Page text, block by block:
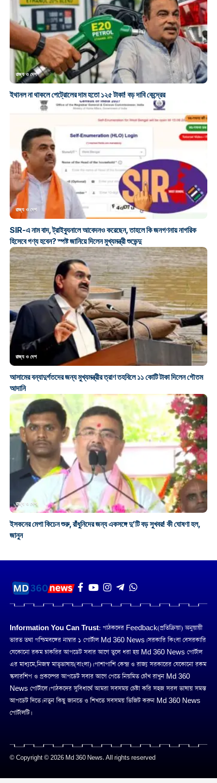
রাজ্য ও দেশ
ইথানল না থাকলে পেট্রোলের দাম হতো ১২৫ টাকা! বড় দাবি কেন্দ্রের
রাজ্য ও দেশ
SIR-এ নাম বাদ, ট্রাইব্যুনালে আবেদনও করেছেন, তাহলে কি জনগণনায় নাগরিক
হিসেবে গণ্য হবেন? স্পষ্ট জানিয়ে দিলেন মুখ্যমন্ত্রী শুভেন্দু
রাজ্য ও দেশ
আসামের বন্যাদুর্গতদের জন্য মুখ্যমন্ত্রীর ত্রাণ তহবিলে ১১ কোটি টাকা দিলেন গৌতম
আদানি
রাজ্য ও দেশ
ইসকনের মেগা কিচেন শুরু, রাঁধুনিদের জন্য একসঙ্গে দু’টি বড় সুখবর! কী ঘোষণা হল,
জানুন
Information You Can Trust: পাঠকদের Feedback(প্রতিক্রিয়া) অনুয়ায়ী
ভারত তথা পশ্চিমবঙ্গের নাম্বার ১ পোর্টাল Md 360 News। সরকারি কিংবা বেসরকারি
যেকোনো রকম চাকরির আপডেট সবার আগে তুলে ধরা হয় Md 360 News পোর্টাল
এর মাধ্যমে,নিজস্ব মাতৃভাষায়(বাংলা)। পাশাপাশি কেন্দ্র ও রাজ্য সরকারের যেকোনো রকম
স্কলারশিপ ও প্রকল্পের আপডেট সবার আগে পেতে নিয়মিত চোঁখ রাখুন Md 360
News পোর্টালে। পাঠকদের সুবিধার্থে আমরা সবসময় চেষ্টা করি সহজ সরল ভাষায় সমস্ত
আপডেট দিতে। নতুন কিছু জানতে ও শিখতে সবসময় ভিজিট করুন Md 360 News
পোর্টালটি।
© Copyright © 2026 Md 360 News. All rights reserved